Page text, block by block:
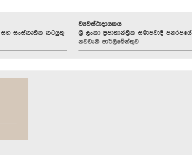
සංස්කෘතික කටයුතු
ව්‍යවස්ථාදායකය
ශ්‍රී ලංකා ප්‍රජාතාන්ත්‍රික සමාජවාදී ජනරජයේ
නවවැනි පාර්ලිමේන්තුව